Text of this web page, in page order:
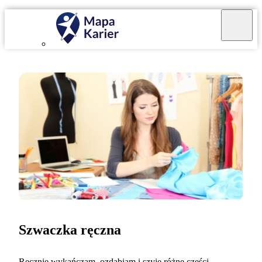
Szwaczka ręczna